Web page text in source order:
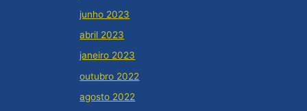
junho 2023
abril 2023
janeiro 2023
outubro 2022
agosto 2022